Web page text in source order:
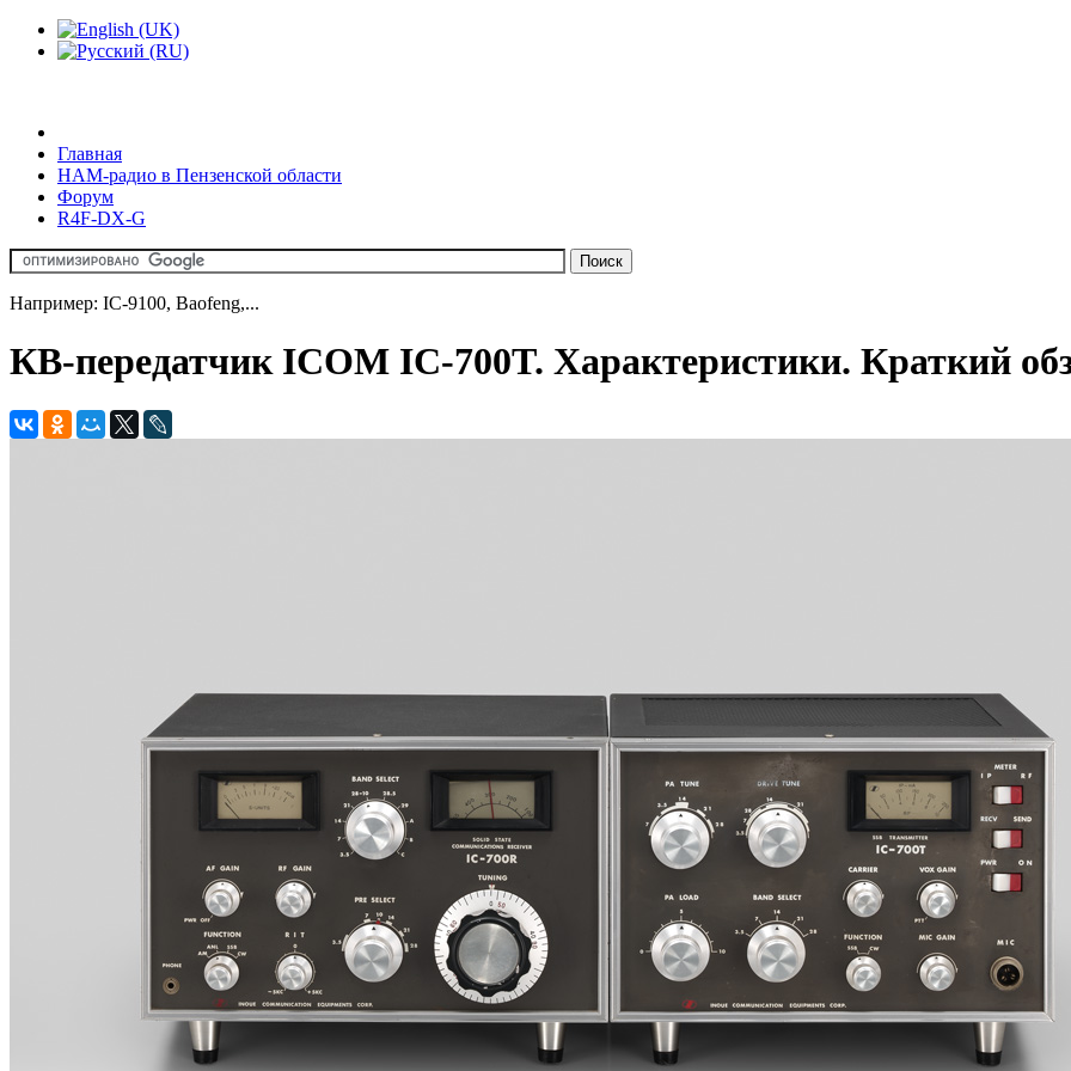
Главная
HAM-радио в Пензенской области
Форум
R4F-DX-G
Например: IC-9100, Baofeng,...
КВ-передатчик ICOM IC-700T. Характеристики. Краткий